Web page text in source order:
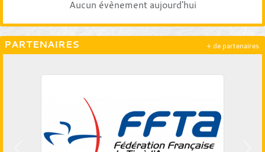
Aucun évènement aujourd'hui
PARTENAIRES + de partenaires